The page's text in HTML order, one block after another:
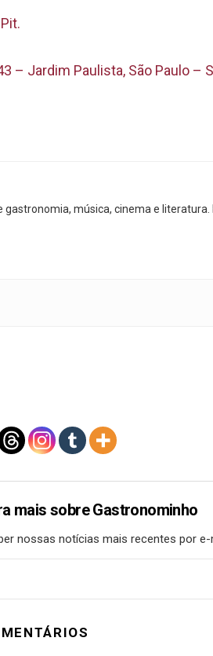
– Jardim Paulista, São Paulo –
gastronomia, música, cinema e literatura.
mais sobre Gastronominho
nossas notícias mais recentes por e-